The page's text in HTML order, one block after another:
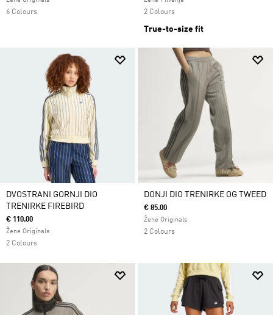
6 Colours 2 Colours
True-to-size fit
DVOSTRANI GORNJI DIO
TRENIRKE FIREBIRD
€ 110.00
Žene Originals
2 Colours
DONJI DIO TRENIRKE OG TWEED
€ 85.00
Žene Originals
2 Colours